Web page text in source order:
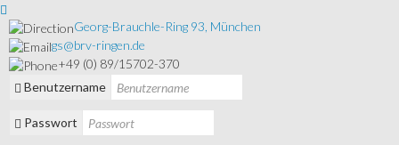
Georg-Brauchle-Ring 93, München
gs@brv-ringen.de
+49 (0) 89/15702-370
Benutzername
Passwort